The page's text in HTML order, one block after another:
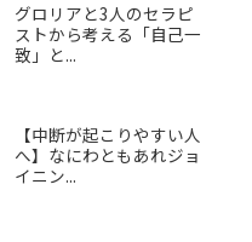
グロリアと3人のセラピ
ストから考える「自己一
致」と...
【中断が起こりやすい人
へ】なにわともあれジョ
イニン...